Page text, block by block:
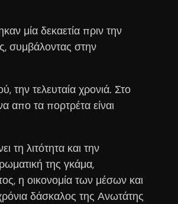
μία δεκαετία πριν την
συμβάλοντας στην
την τελευταία χρονιά. Στο
απο τα πορτρέτα είναι
τη λιτότητα και την
της γκάμα,
η οικονομία των μέσων και
δάσκαλος της Ανωτάτης